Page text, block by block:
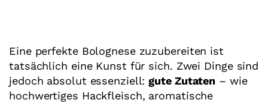
Eine perfekte Bolognese zuzubereiten ist
tatsächlich eine Kunst für sich. Zwei Dinge sind
jedoch absolut essenziell:gute Zutaten – wie
hochwertiges Hackfleisch, aromatische